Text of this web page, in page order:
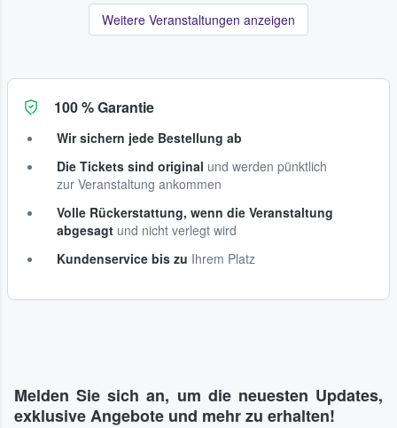
Weitere Veranstaltungen anzeigen
100 % Garantie
Wir sichern jede Bestellung ab
Die Tickets sind original und werden pünktlich
zur Veranstaltung ankommen
Volle Rückerstattung, wenn die Veranstaltung
abgesagt und nicht verlegt wird
Kundenservice bis zu Ihrem Platz
Melden Sie sich an, um die neuesten Updates,
exklusive Angebote und mehr zu erhalten!